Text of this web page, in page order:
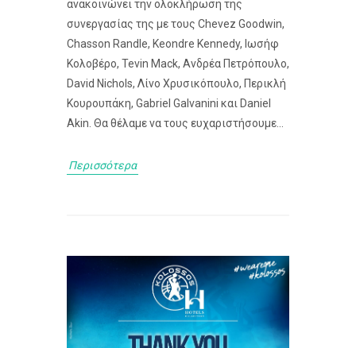
ανακοινώνει την ολοκλήρωση της
συνεργασίας της με τους Chevez Goodwin,
Chasson Randle, Keondre Kennedy, Ιωσήφ
Κολοβέρο, Tevin Mack, Ανδρέα Πετρόπουλο,
David Nichols, Λίνο Χρυσικόπουλο, Περικλή
Κουρουπάκη, Gabriel Galvanini και Daniel
Akin. Θα θέλαμε να τους ευχαριστήσουμε...
Περισσότερα